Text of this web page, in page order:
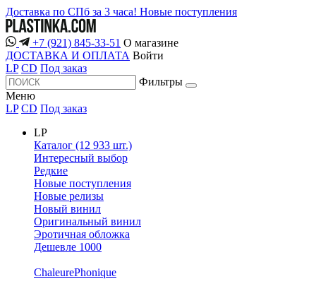
Доставка по СПб за 3 часа! Новые поступления
+7 (921) 845-33-51 О магазине
ДОСТАВКА И ОПЛАТА Войти
LP CD Под заказ
Фильтры
Меню
LP CD Под заказ
LP
Каталог (12 933 шт.)
Интересный выбор
Редкие
Новые поступления
Новые релизы
Новый винил
Оригинальный винил
Эротичная обложка
Дешевле 1000
ChaleurePhonique